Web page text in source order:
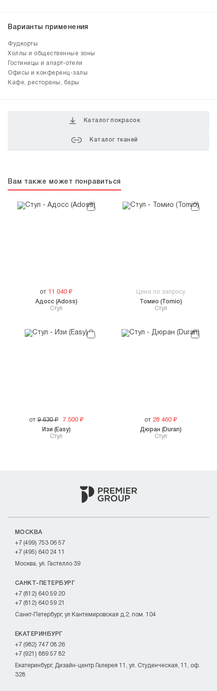
Варианты применения
Фудкорты
Холлы и общественные зоны
Гостиницы и апарт-отели
Офисы и конференц-залы
Кафе, рестораны, бары
Каталог покрасок
Каталог тканей
Вам также может понравиться
от 11 040 ₽
Стул
Адосс (Adoss)
Цена по запросу
Стул
Томио (Tomio)
от 9 630₽ 7 500₽
Стул
Изи (Easy)
от 28 460₽
Стул
Дюран (Duran)
МОСКВА
+7 (499) 753 06 57
+7 (495) 640 24 11
Москва, ул. Гастелло 39
САНКТ-ПЕТЕРБУРГ
+7 (812) 640 59 20
+7 (812) 640 59 21
Санкт-Петербург, ул Кантемировская д.2, пом. 104
ЕКАТЕРИНБУРГ
+7 (982) 747 08 26
+7 (921) 889 57 82
Екатеринбург, Дизайн-центр Галерея 11, ул. Студенческая, 11, оф.
328